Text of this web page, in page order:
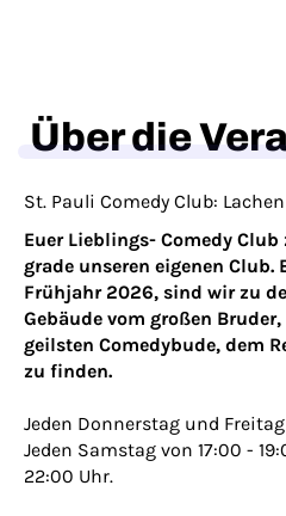
Über die
St. Pauli Comedy Club:
Euer Lieblings- Comedy
grade unseren eigenen
Frühjahr 2026, sind wir zu
Gebäude vom großen
geilsten Comedybude, dem
zu finden.
Jeden Donnerstag und
Jeden Samstag von 17:00 -
22:00 Uhr.